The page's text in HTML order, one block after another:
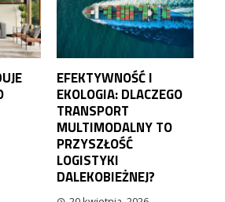
EFEKTYWNOŚĆ I
EKOLOGIA: DLACZEGO
TRANSPORT
MULTIMODALNY TO
PRZYSZŁOŚĆ
LOGISTYKI
DALEKOBIEŻNEJ?